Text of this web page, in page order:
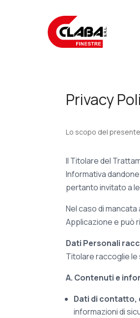
Privacy
Lo scopo del
Il Titolare del
Informativa
pertanto invitato a
Nel caso di
Applicazione e può
Dati Personali
Titolare raccoglie le
A. Contenuti e
Dati di
informazioni di